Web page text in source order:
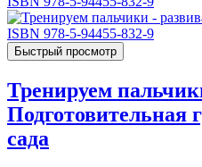
Быстрый просмотр
Тренируем
Подготовительная
сада